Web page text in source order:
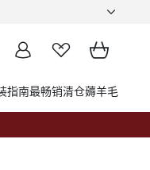
指南最畅销清仓薅羊毛